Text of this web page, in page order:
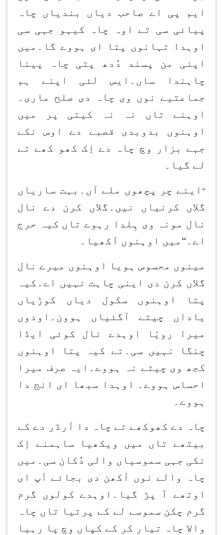
ایم پی اے صاحب دیاں بندیاں چاہ
پیائی سی تے اوہ چاہ کیہو جہی سی
اوہدا تہانوں پتا ای ہووے گا۔میں
اپنی من پسند دُدھ پتی چاہ پینا
چاہندا ساں۔ایس لئی اپنے ہم
جماعتیے نوں وی چاہ دی صلح ماری۔
اوہنے تاں نہ نہ کیتی پر میں
اوہنوں بدوبدی قصبے دے اوس نکے
جہے بزار وچ چاہ دے اِک کھو کھے تے
لے گیا۔
” اینے چر پچھوں ملے آں۔بہت ساریاں
گلاں کرنیاں نیں۔گلاں کرن دے نال
نال مونہ وی ہِلدا رہوے تاں کیہ حرج
اے۔“میں اوہنوں آکھیا۔
مینوں محسوس ہویا اوہنوں میرے نال
گلاں کرن دی اینی چاہت نہیں اے۔کیہ
پتا اوہنوں سکول دیاں کوڑیاں
یاداں چیتے آگئیاں ہوون۔اودوں
میرا رویّا اوہدے نال کوئی ایڈا
چنگا نہیں سی۔تے کیہ پتا اوہنوں
کجھ وی چیتے نہ ہووے۔ایہ صرف میرا
احساس ہووے۔ اوہدا سبھا ای انج دا
ہووے۔
چاہ دے کھوکھے تے چاہ دا آرڈر دے کے
بیٹھے تاں میں ویکھیا ساہمنے اِک
نکی جہی سموسیاں والی دُکان سی۔میں
چاہ والے نوں آکھن دی بجائے آپ ای
اوتھے اَ پڑ گیا۔اوہدے کولوں گرم
گرم چکن سموسے لے کے پرتیا تاں چاہ
والا چاہ تیار کر کے کپاں وچ پا رہیا